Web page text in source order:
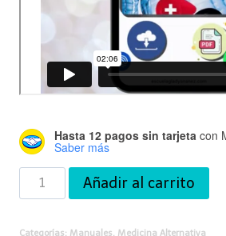
Hasta 12 pagos sin tarjeta con
Saber más
Manual
de
Magnetoterapia
Añadir al carrito
Categorías: Manuales Medicina Alternativa